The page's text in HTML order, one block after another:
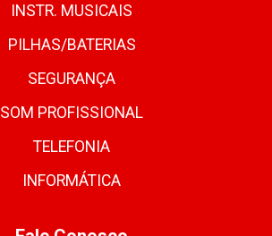
INSTR. MUSICAIS
PILHAS/BATERIAS
SEGURANÇA
SOM PROFISSIONAL
TELEFONIA
INFORMÁTICA